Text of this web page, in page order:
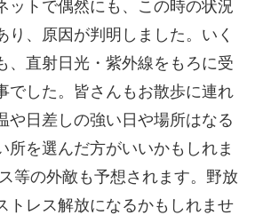
ットで偶然にも、この時の状況
り、原因が判明しました。いく
、直射日光・紫外線をもろに受
でした。皆さんもお散歩に連れ
や日差しの強い日や場所はなる
所を選んだ方がいいかもしれま
等の外敵も予想されます。野放
トレス解放になるかもしれませ